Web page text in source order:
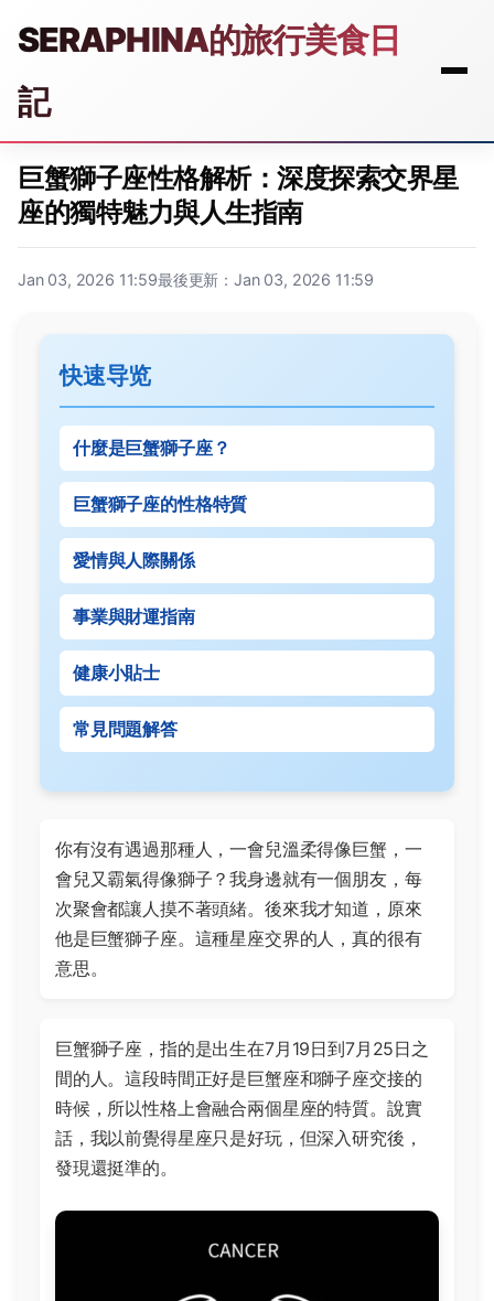
SERAPHINA的旅行美食日
記
巨蟹獅子座性格解析：深度探索交界星
座的獨特魅力與人生指南
Jan 03, 2026 11:59最後更新：Jan 03, 2026 11:59
快速导览
什麼是巨蟹獅子座？
巨蟹獅子座的性格特質
愛情與人際關係
事業與財運指南
健康小貼士
常見問題解答
你有沒有遇過那種人，一會兒溫柔得像巨蟹，一
會兒又霸氣得像獅子？我身邊就有一個朋友，每
次聚會都讓人摸不著頭緒。後來我才知道，原來
他是巨蟹獅子座。這種星座交界的人，真的很有
意思。
巨蟹獅子座，指的是出生在7月19日到7月25日之
間的人。這段時間正好是巨蟹座和獅子座交接的
時候，所以性格上會融合兩個星座的特質。說實
話，我以前覺得星座只是好玩，但深入研究後，
發現還挺準的。